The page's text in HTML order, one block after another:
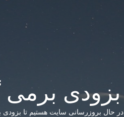
بزودی برمی
در حال بروزرسانی سایت هستیم تا بزودی